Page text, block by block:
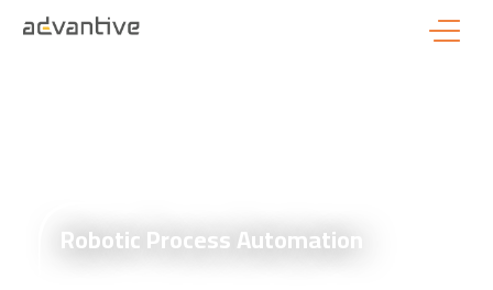
Robotic Process Automation